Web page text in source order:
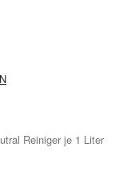
Reiniger je 1 Liter